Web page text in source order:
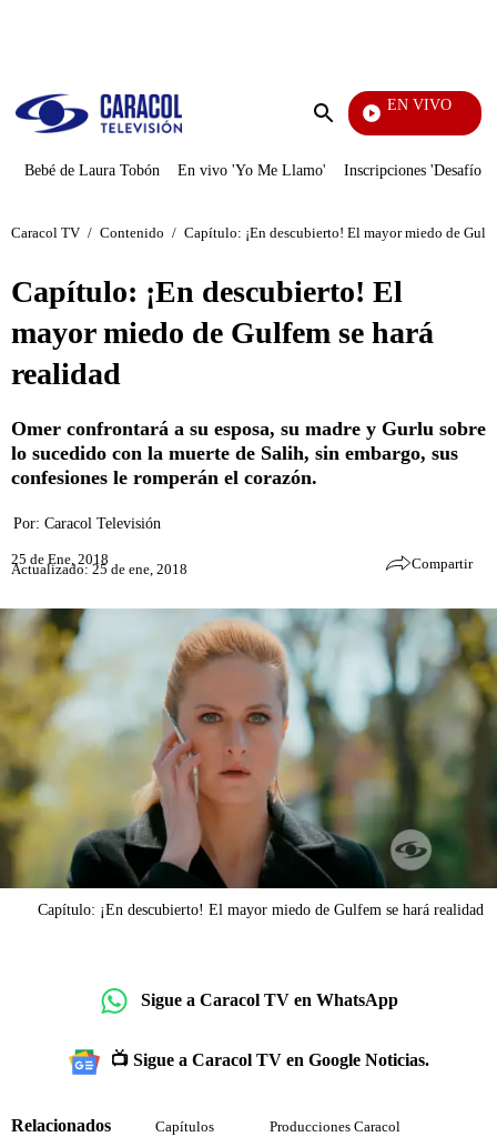
Enviar
EN VIVO
Mi
Bebé de Laura Tobón En vivo 'Yo Me Llamo' Inscripciones 'Desafío'
Caracol TV / Contenido / Capítulo: ¡En descubierto! El mayor miedo de
Capítulo: ¡En descubierto! El
mayor miedo de Gulfem se hará
realidad
Omer confrontará a su esposa, su madre y Gurlu sobre
lo sucedido con la muerte de Salih, sin embargo, sus
confesiones le romperán el corazón.
Por: Caracol Televisión
25 de Ene, 2018
Actualizado: 25 de ene, 2018 Compartir
Capítulo: ¡En descubierto! El mayor miedo de Gulfem se hará realidad
Sigue a Caracol TV en WhatsApp
📺 Sigue a Caracol TV en Google Noticias.
Relacionados Capítulos Producciones Caracol